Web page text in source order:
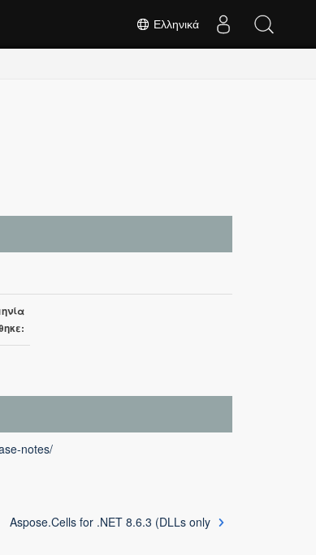
Ελληνικά
notes/
Aspose.Cells for .NET 8.6.3 (DLLs only